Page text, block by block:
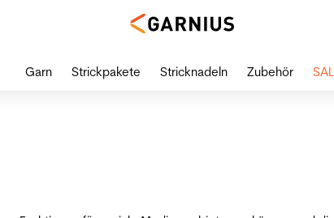
Garn Strickpakete Stricknadeln Zubehör